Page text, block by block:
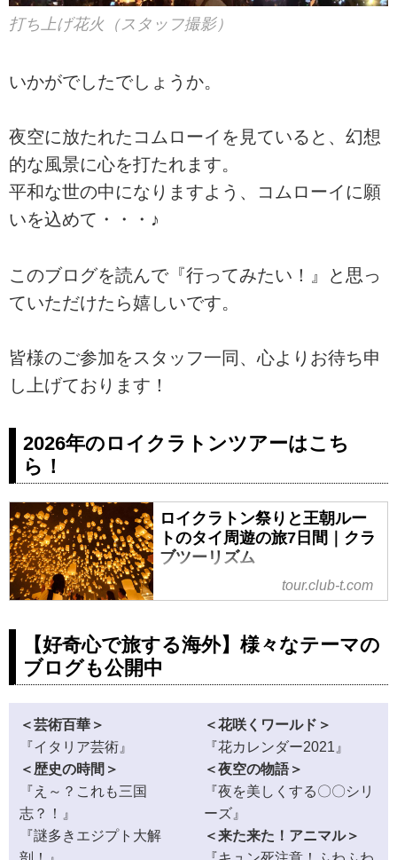
打ち上げ花火（スタッフ撮影）
いかがでしたでしょうか。
夜空に放たれたコムローイを見ていると、幻想
的な風景に心を打たれます。
平和な世の中になりますよう、コムローイに願
いを込めて・・・♪
このブログを読んで『行ってみたい！』と思っ
ていただけたら嬉しいです。
皆様のご参加をスタッフ一同、心よりお待ち申
し上げております！
2026年のロイクラトンツアーはこち
ら！
ロイクラトン祭りと王朝ルー
トのタイ周遊の旅7日間｜クラ
ブツーリズム
ロイクラトン祭りと王朝ルートの
タイ周遊の旅7日間の紹介をしてい
クラブツーリズム。
tour.club-t.com
【好奇心で旅する海外】様々なテーマの
ブログも公開中
＜花咲くワールド＞
『花カレンダー2021』
＜夜空の物語＞
『夜を美しくする〇〇シリ
ーズ』
＜来た来た！アニマル＞
＜芸術百華＞
『イタリア芸術』
＜歴史の時間＞
『え～？これも三国
志？！』
『謎多きエジプト大解